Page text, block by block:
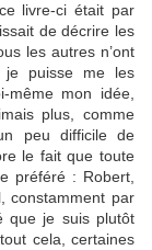
livre-ci était par
de décrire les
les autres n’ont
je puisse me les
même mon idée,
plus, comme
peu difficile de
le fait que toute
préféré : Robert,
constamment par
que je suis plutôt
cela, certaines